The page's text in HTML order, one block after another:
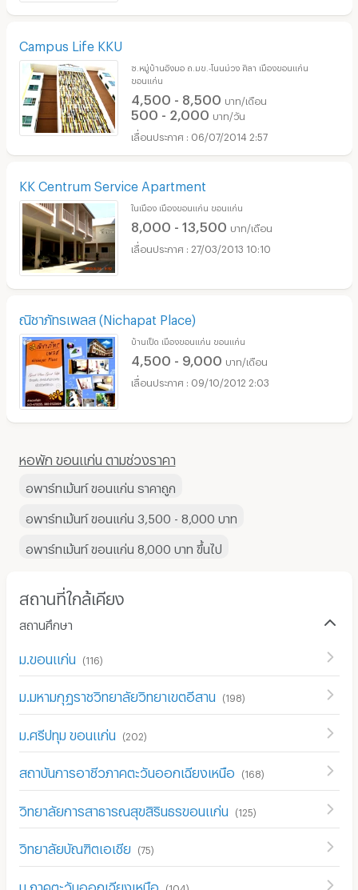
Campus Life KKU
ซ.หมู่บ้านอิงมอ ถ.มข.-โนนม่วง ศิลา เมืองขอนแก่น
ขอนแก่น
4,500 - 8,500 บาท/เดือน
500 - 2,000 บาท/วัน
06/07/2014 2:57
KK Centrum Service Apartment
ในเมือง เมืองขอนแก่น ขอนแก่น
8,000 - 13,500 บาท/เดือน
27/03/2013 10:10
ณิชาภัทรเพลส (Nichapat Place)
บ้านเป็ด เมืองขอนแก่น ขอนแก่น
4,500 - 9,000 บาท/เดือน
09/10/2012 2:03
หอพัก ขอนแก่น ตามช่วงราคา
อพาร์ทเม้นท์ ขอนแก่น ราคาถูก
อพาร์ทเม้นท์ ขอนแก่น 3,500 - 8,000 บาท
อพาร์ทเม้นท์ ขอนแก่น 8,000 บาท ขึ้นไป
สถานที่ใกล้เคียง
สถานศึกษา
ม.ขอนแก่น (116)
ม.มหามกุฏราชวิทยาลัยวิทยาเขตอีสาน (198)
ม.ศรีปทุม ขอนแก่น (202)
สถาบันการอาชีวภาคตะวันออกเฉียงเหนือ (168)
วิทยาลัยการสาธารณสุขสิรินธรขอนแก่น (125)
วิทยาลัยบัณฑิตเอเชีย (75)
ม.ภาคตะวันออกเฉียงเหนือ (104 )